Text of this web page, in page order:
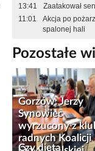
13:41
Zaatakował
11:01
Akcja po
spalonej hali
Pozostałe
Gorzów: Jerzy
Synowiec
wyrzucony z
radnych Koalicji
Czy dieta